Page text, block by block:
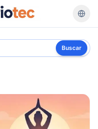
Buscar